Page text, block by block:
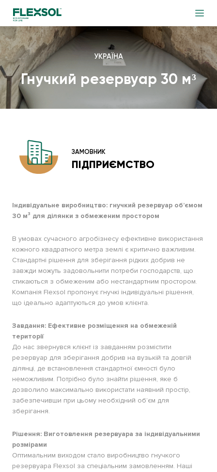
УКРАЇНА
Гнучкий резервуар 30 м³
ЗАМОВНИК
ПІДПРИЄМСТВО
Індивідуальне виробництво: гнучкий резервуар об’ємом
30 м³ для ділянки з обмеженим простором
В умовах сучасного агробізнесу ефективне використання
кожного квадратного метра землі є критично важливим.
Стандартні рішення для зберігання рідких добрив не
завжди можуть задовольнити потреби господарств, що
стикаються з обмеженим або нестандартним простором.
Компанія Flexsol пропонує гнучкі індивідуальні рішення,
що ідеально адаптуються до умов клієнта.
Завдання: Ефективне розміщення на обмеженій
території
До нас звернувся клієнт із завданням розмістити
резервуар для зберігання добрив на вузькій та довгій
ділянці, де встановлення стандартної ємності було
неможливим. Потрібно було знайти рішення, яке б
дозволило максимально використати наявний простір,
забезпечивши при цьому необхідний об’єм для
зберігання.
Рішення: Виготовлення резервуара за індивідуальними
розмірами
Оптимальним виходом стало виробництво гнучкого
резервуара Flexsol за спеціальним замовленням. Наші